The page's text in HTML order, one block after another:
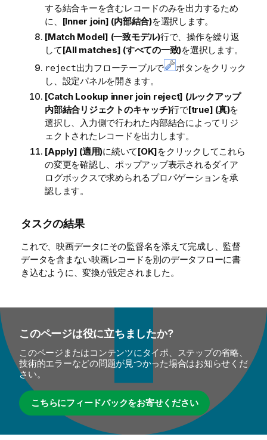
する結合キーを含むレコードのみを出力するため
に、 [Inner join] (内部結合)を選択します。
[Match Model] (一致モデル)行で、操作を繰り返
して[All matches] (すべての一致)を選択します。
reject出力フローテーブルで
ボタンをクリック
し、設定パネルを開きます。
[Catch Lookup inner join reject] (ルックアップ
内部結合リジェクトのキャッチ)行で[true] (真)を
選択し、入力側で行われた内部結合によってリジ
ェクトされたレコードを出力します。
[Apply] (適用)に続いて[OK]をクリックしてこれら
の変更を確認し、ポップアップ表示されるダイア
ログボックスで求められるプロパゲーションを承
認します。
タスクの結果
これで、映画データにその監督名を添えて完成し、監督
データを含まない映画レコードを別のデータフローに書
き込むように、変換が設定されました。
このページは役に立ちましたか?
このページまたはコンテンツにタイポ、ステップの省略、
技術的エラーなどの問題が見つかった場合はお知らせくだ
さい。
こちらにフィードバックをお寄せください